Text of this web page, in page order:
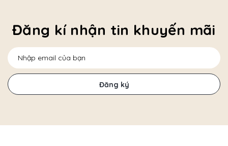
Đăng kí nhận tin khuyến mãi
Đăng ký